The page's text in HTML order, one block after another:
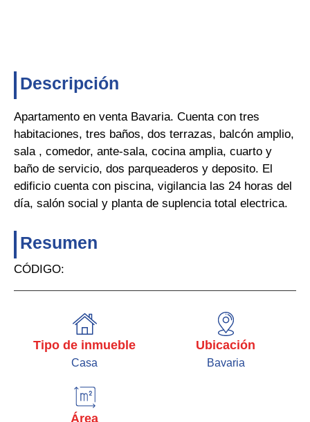
Descripción
Apartamento en venta Bavaria. Cuenta con tres
habitaciones, tres baños, dos terrazas, balcón amplio,
sala , comedor, ante-sala, cocina amplia, cuarto y
baño de servicio, dos parqueaderos y deposito. El
edificio cuenta con piscina, vigilancia las 24 horas del
día, salón social y planta de suplencia total electrica.
Resumen
CÓDIGO:
Tipo de inmueble
Casa
Ubicación
Bavaria
Área